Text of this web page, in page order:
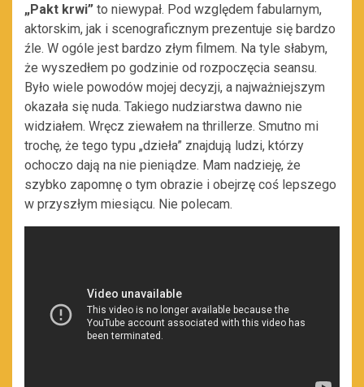
„Pakt krwi” to niewypał. Pod względem fabularnym,
aktorskim, jak i scenograficznym prezentuje się bardzo
źle. W ogóle jest bardzo złym filmem. Na tyle słabym,
że wyszedłem po godzinie od rozpoczęcia seansu.
Było wiele powodów mojej decyzji, a najważniejszym
okazała się nuda. Takiego nudziarstwa dawno nie
widziałem. Wręcz ziewałem na thrillerze. Smutno mi
trochę, że tego typu „dzieła” znajdują ludzi, którzy
ochoczo dają na nie pieniądze. Mam nadzieję, że
szybko zapomnę o tym obrazie i obejrzę coś lepszego
w przyszłym miesiącu. Nie polecam.